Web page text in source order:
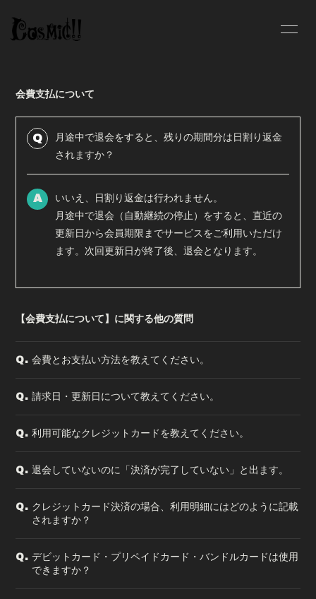
N
ログイン
会費支払について
Q
月途中で退会をすると、残りの期間分は日割り返金
されますか？
A
いいえ、日割り返金は行われません。
月途中で退会（自動継続の停止）をすると、直近の
更新日から会員期限までサービスをご利用いただけ
ます。次回更新日が終了後、退会となります。
【会費支払について】に関する他の質問
Q. 会費とお支払い方法を教えてください。
Q. 請求日・更新日について教えてください。
Q. 利用可能なクレジットカードを教えてください。
Q. 退会していないのに「決済が完了していない」と出ます。
Q. クレジットカード決済の場合、利用明細にはどのように記載
されますか？
Q. デビットカード・プリペイドカード・バンドルカードは使用
できますか？